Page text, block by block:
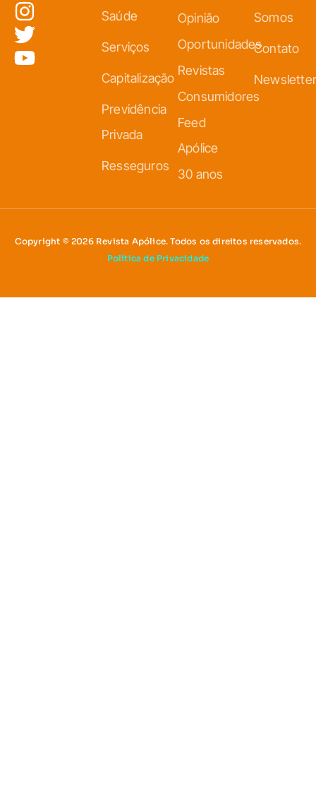
Saúde
Serviços
Capitalização
Previdência
Privada
Resseguros
Opinião
Oportunidades
Revistas
Consumidores
Feed
Apólice
30 anos
Somos
Contato
Newsletter
Copyright © 2026 Revista Apólice. Todos os direitos reservados.
Política de Privacidade